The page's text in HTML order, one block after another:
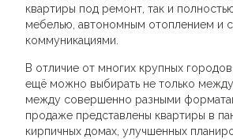
квартиры под ремонт, так и
мебелью, автономным отоплением и
коммуникациями.
В отличие от многих крупных
ещё можно выбирать не только
между совершенно разными
продаже представлены квартиры в
кирпичных домах, улучшенных